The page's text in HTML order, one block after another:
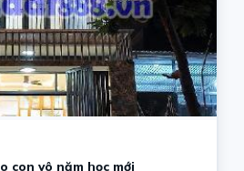
con vô năm học mới